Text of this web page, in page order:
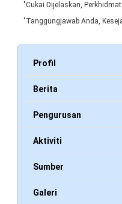
"Cukai Dijelaskan,
"Tanggungjawab Anda,
Profil
Berita
Pengurusan
Aktiviti
Sumber
Galeri